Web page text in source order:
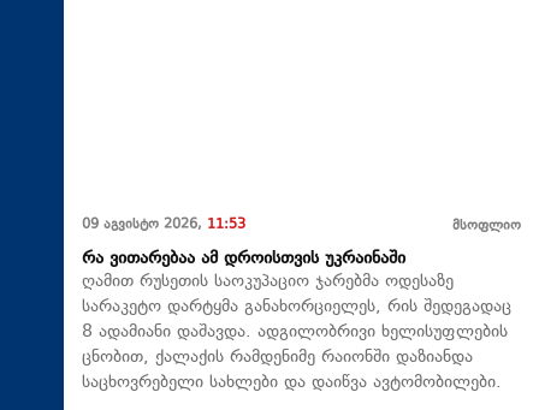
09 აგვისტო 2026, 11:53 მსოფლიო
რა ვითარებაა ამ დროისთვის უკრაინაში
ღამით რუსეთის საოკუპაციო ჯარებმა ოდესაზე
სარაკეტო დარტყმა განახორციელეს, რის შედეგადაც
8 ადამიანი დაშავდა. ადგილობრივი ხელისუფლების
ცნობით, ქალაქის რამდენიმე რაიონში დაზიანდა
საცხოვრებელი სახლები და დაიწვა ავტომობილები.